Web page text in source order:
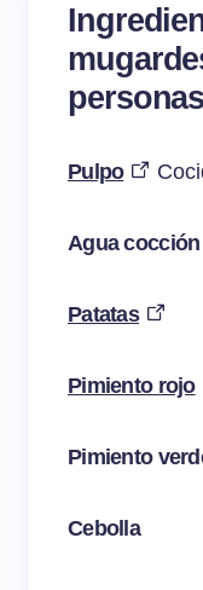
Pulpo
Agua
Patatas
Pimiento rojo
Pimiento
Cebolla